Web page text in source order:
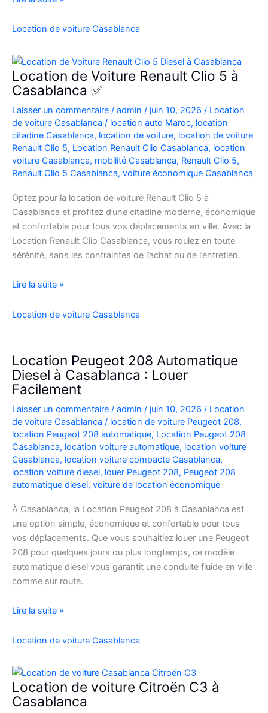
Corsa
Aéroport
|
Location
Voiture
Casablanca
Location de voiture Casablanca
Location de Voiture Renault Clio 5 à
Casablanca ✅
Laisser un commentaire / admin / juin 10, 2026 / Location
de voiture Casablanca / location auto Maroc, location
citadine Casablanca, location de voiture, location de voiture
Renault Clio 5, Location Renault Clio Casablanca, location
voiture Casablanca, mobilité Casablanca, Renault Clio 5,
Renault Clio 5 Casablanca, voiture économique Casablanca
Optez pour la location de voiture Renault Clio 5 à
Casablanca et profitez d’une citadine moderne, économique
et confortable pour tous vos déplacements en ville. Avec la
Location Renault Clio Casablanca, vous roulez en toute
sérénité, sans les contraintes de l’achat ou de l’entretien.
Location
Voiture
5
à
Casablanca
Lire la suite »
Location de voiture Casablanca
Location Peugeot 208 Automatique
Diesel à Casablanca : Louer
Facilement
Laisser un commentaire / admin / juin 10, 2026 / Location
de voiture Casablanca / location de voiture Peugeot 208,
location Peugeot 208 automatique, Location Peugeot 208
Casablanca, location voiture automatique, location voiture
Casablanca, location voiture compacte Casablanca,
location voiture diesel, louer Peugeot 208, Peugeot 208
automatique diesel, voiture de location économique
À Casablanca, la Location Peugeot 208 à Casablanca est
une option simple, économique et confortable pour tous
vos déplacements. Que vous souhaitiez louer une Peugeot
208 pour quelques jours ou plus longtemps, ce modèle
automatique diesel vous garantit une conduite fluide en ville
comme sur route.
Location
208
Diesel
à
Casablanca
Lire la suite »
Location de voiture Casablanca
Location de voiture Citroën C3 à
Casablanca